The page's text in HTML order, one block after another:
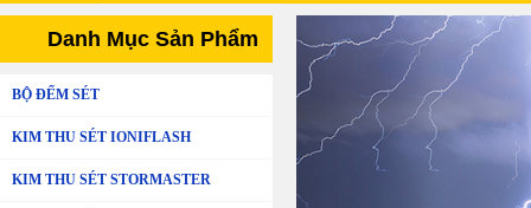
Danh Mục Sản Phẩm
BỘ ĐẾM SÉT
KIM THU SÉT IONIFLASH
KIM THU SÉT STORMASTER